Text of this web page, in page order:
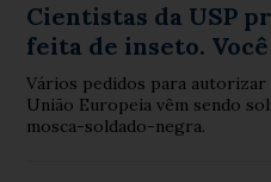
Cientistas da USP
feita de inseto.
Vários pedidos para autorizar
União Europeia vêm sendo
mosca-soldado-negra.